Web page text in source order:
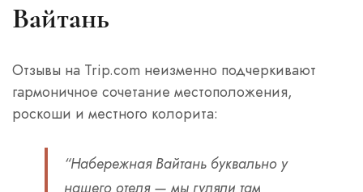
Вайтань
Отзывы на Trip.com неизменно подчеркивают
гармоничное сочетание местоположения,
роскоши и местного колорита:
“Набережная Вайтань буквально у
нашего отеля — мы гуляли там